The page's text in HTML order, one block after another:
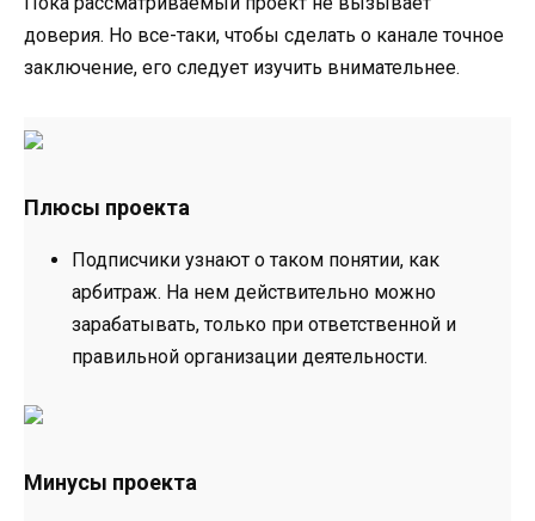
доверия. Но все-таки, чтобы сделать о канале точное
заключение, его следует изучить внимательнее.
Плюсы проекта
Подписчики узнают о таком понятии, как
арбитраж. На нем действительно можно
зарабатывать, только при ответственной и
правильной организации деятельности.
Минусы проекта